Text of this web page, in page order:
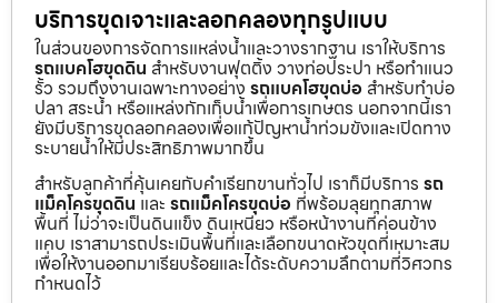
บริการขุดเจาะและลอกคลองทุกรูปแบบ
ในส่วนของการจัดการแหล่งน้ำและวางรากฐาน เราให้บริการ
รถแบคโฮขุดดิน สำหรับงานฟุตติ้ง วางท่อประปา หรือทำแนว
รั้ว รวมถึงงานเฉพาะทางอย่าง รถแบคโฮขุดบ่อ สำหรับทำบ่อ
ปลา สระน้ำ หรือแหล่งกักเก็บน้ำเพื่อการเกษตร นอกจากนี้เรา
ยังมีบริการขุดลอกคลองเพื่อแก้ปัญหาน้ำท่วมขังและเปิดทาง
ระบายน้ำให้มีประสิทธิภาพมากขึ้น
สำหรับลูกค้าที่คุ้นเคยกับคำเรียกขานทั่วไป เราก็มีบริการ รถ
แม็คโครขุดดิน และ รถแม็คโครขุดบ่อ ที่พร้อมลุยทุกสภาพ
พื้นที่ ไม่ว่าจะเป็นดินแข็ง ดินเหนียว หรือหน้างานที่ค่อนข้าง
แคบ เราสามารถประเมินพื้นที่และเลือกขนาดหัวขุดที่เหมาะสม
เพื่อให้งานออกมาเรียบร้อยและได้ระดับความลึกตามที่วิศวกร
กำหนดไว้